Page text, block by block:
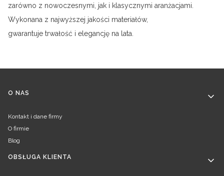
zarówno z nowoczesnymi, jak i klasycznymi aranżacjami.
Wykonana z najwyższej jakości materiałów,
gwarantuje trwałość i elegancję na lata.
Linki w stopce
O NAS
Kontakt i dane firmy
O firmie
Blog
OBSŁUGA KLIENTA